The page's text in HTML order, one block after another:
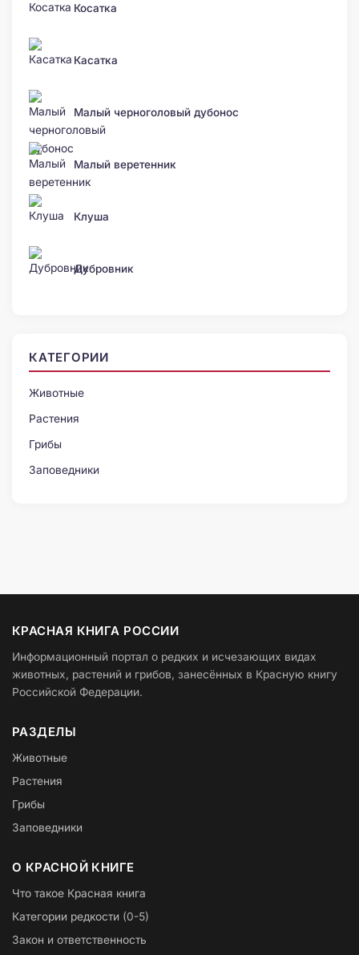
Косатка
Касатка
Малый черноголовый дубонос
Малый веретенник
Клуша
Дубровник
КАТЕГОРИИ
Животные
Растения
Грибы
Заповедники
КРАСНАЯ КНИГА РОССИИ
Информационный портал о редких и исчезающих видах
животных, растений и грибов, занесённых в Красную книгу
Российской Федерации.
РАЗДЕЛЫ
Животные
Растения
Грибы
Заповедники
О КРАСНОЙ КНИГЕ
Что такое Красная книга
Категории редкости (0-5)
Закон и ответственность